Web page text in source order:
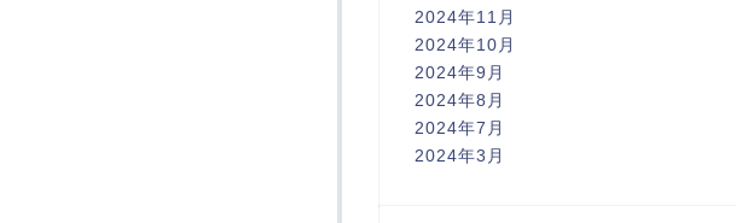
2024年11月
2024年10月
2024年9月
2024年8月
2024年7月
2024年3月